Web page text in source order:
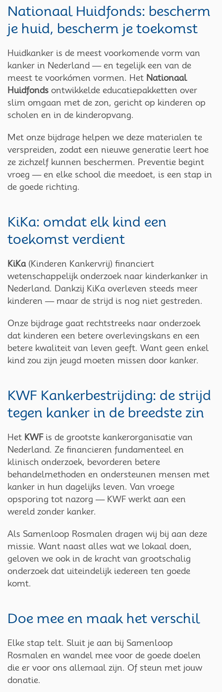
Nationaal Huidfonds: bescherm
je huid, bescherm je toekomst
Huidkanker is de meest voorkomende vorm van
kanker in Nederland — en tegelijk een van de
meest te voorkómen vormen. Het Nationaal
Huidfonds ontwikkelde educatiepakketten over
slim omgaan met de zon, gericht op kinderen op
scholen en in de kinderopvang.
Met onze bijdrage helpen we deze materialen te
verspreiden, zodat een nieuwe generatie leert hoe
ze zichzelf kunnen beschermen. Preventie begint
vroeg — en elke school die meedoet, is een stap in
de goede richting.
KiKa: omdat elk kind een
toekomst verdient
KiKa(Kinderen Kankervrij) financiert
wetenschappelijk onderzoek naar kinderkanker in
Nederland. Dankzij KiKa overleven steeds meer
kinderen — maar de strijd is nog niet gestreden.
Onze bijdrage gaat rechtstreeks naar onderzoek
dat kinderen een betere overlevingskans en een
betere kwaliteit van leven geeft. Want geen enkel
kind zou zijn jeugd moeten missen door kanker.
KWF Kankerbestrijding: de strijd
tegen kanker in de breedste zin
Het KWFis de grootste kankerorganisatie van
Nederland. Ze financieren fundamenteel en
klinisch onderzoek, bevorderen betere
behandelmethoden en ondersteunen mensen met
kanker in hun dagelijks leven. Van vroege
opsporing tot nazorg — KWF werkt aan een
wereld zonder kanker.
Als Samenloop Rosmalen dragen wij bij aan deze
missie. Want naast alles wat we lokaal doen,
geloven we ook in de kracht van grootschalig
onderzoek dat uiteindelijk iedereen ten goede
komt.
Doe mee en maak het verschil
Elke stap telt. Sluit je aan bij Samenloop
Rosmalen en wandel mee voor de goede doelen
die er voor ons allemaal zijn. Of steun met jouw
donatie.